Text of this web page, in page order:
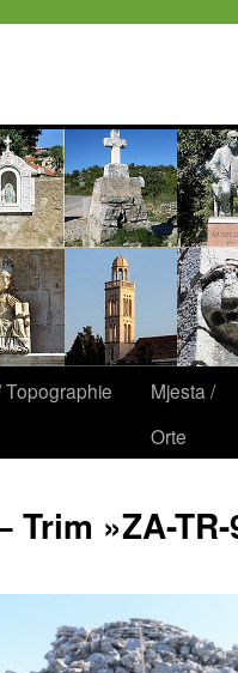
Topographie
Mjesta /
Orte
Trim »ZA-